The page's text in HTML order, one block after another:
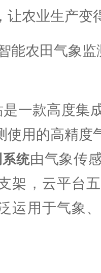
让农业生产变
一款高度集
使用的高精度
统由气象传
架，云平台
运用于气象